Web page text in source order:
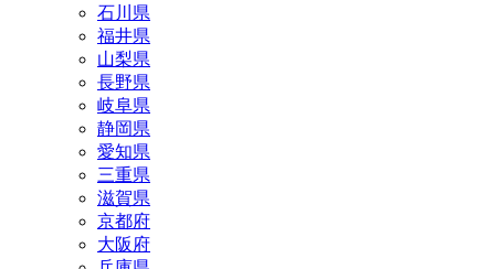
石川県
福井県
山梨県
長野県
岐阜県
静岡県
愛知県
三重県
滋賀県
京都府
大阪府